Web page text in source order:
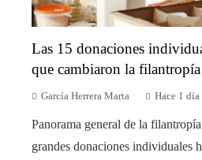
Las 15 donaciones
que cambiaron la
García Herrera Marta Hace 1 día
Panorama general de la
grandes donaciones individuales